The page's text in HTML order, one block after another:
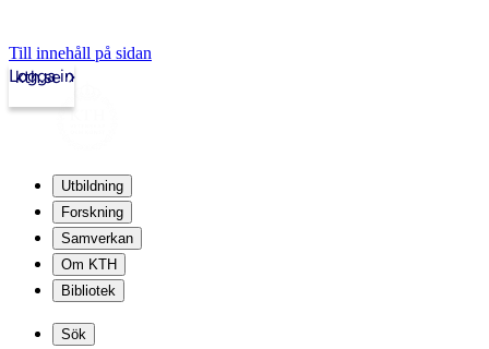
Till innehåll på sidan
kth.se
Logga in
Utbildning
Forskning
Samverkan
Om KTH
Bibliotek
Sök